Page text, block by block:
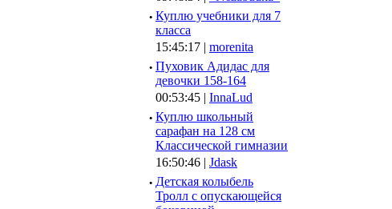
· Куплю учебники для 7
класса
15:45:17 | morenita
· Пуховик Адидас для
девочки 158-164
00:53:45 | InnaLud
· Куплю школьный
сарафан на 128 см
Классической гимназии
16:50:46 | Jdask
· Детская колыбель
Тролл с опускающейся